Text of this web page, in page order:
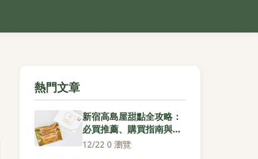
熱門文章
新宿高島屋甜點全攻略：
必買推薦、購買指南與隱
藏版美味
12/22·0 瀏覽